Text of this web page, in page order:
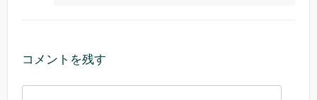
コメントを残す